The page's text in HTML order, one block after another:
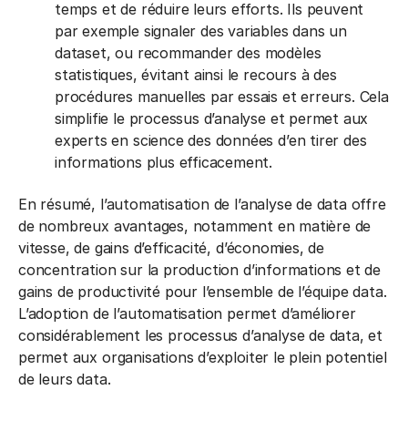
temps et de réduire leurs efforts. Ils peuvent
par exemple signaler des variables dans un
dataset, ou recommander des modèles
statistiques, évitant ainsi le recours à des
procédures manuelles par essais et erreurs. Cela
simplifie le processus d’analyse et permet aux
experts en science des données d’en tirer des
informations plus efficacement.
En résumé, l’automatisation de l’analyse de data offre
de nombreux avantages, notamment en matière de
vitesse, de gains d’efficacité, d’économies, de
concentration sur la production d’informations et de
gains de productivité pour l’ensemble de l’équipe data.
L’adoption de l’automatisation permet d’améliorer
considérablement les processus d’analyse de data, et
permet aux organisations d’exploiter le plein potentiel
de leurs data.